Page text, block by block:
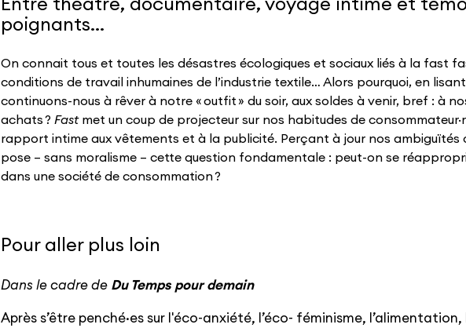
poignants…
On connait tous et toutes les désastres écologiques et sociaux liés à la fast
conditions de travail inhumaines de l’industrie textile… Alors pourquoi, en
continuons-nous à rêver à notre « outfit » du soir, aux soldes à venir, bref : à
achats ?Fastmet un coup de projecteur sur nos habitudes de
rapport intime aux vêtements et à la publicité. Perçant à jour nos ambiguïtés
pose – sans moralisme – cette question fondamentale : peut-on se
dans une société de consommation ?
Pour aller plus loin
Dans le cadre de Du Temps pour demain
Après s’être penché·es sur l'éco-anxiété, l’éco- féminisme, l’alimentation,